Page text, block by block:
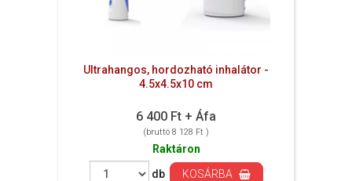
Ultrahangos, hordozható inhalátor -
4.5x4.5x10 cm
6 400 Ft + Áfa
(bruttó 8 128 Ft )
Raktáron
db
KOSÁRBA